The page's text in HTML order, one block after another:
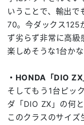
いうことで、輸出で
70。今ダックス125
ず劣らず非常に高級
楽しめそうな1台か
・HONDA「DIO ZX
そしてもう1台ピッ
ダ「DIO ZX」の何
このクラスのサイズ